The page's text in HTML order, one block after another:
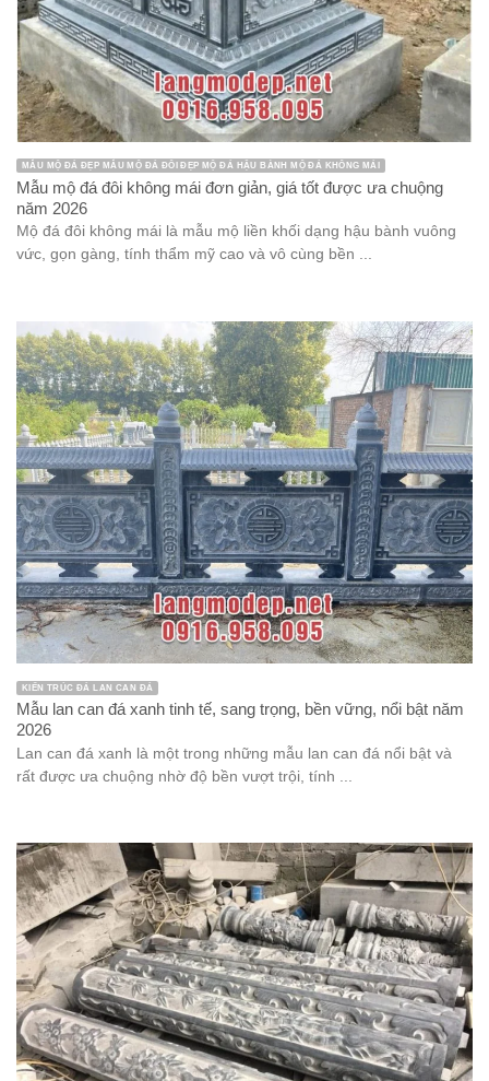
MẪU MỘ ĐÁ ĐẸP MẪU MỘ ĐÁ ĐÔI ĐẸP MỘ ĐÁ HẬU BÀNH MỘ ĐÁ KHÔNG MÁI
Mẫu mộ đá đôi không mái đơn giản, giá tốt được ưa chuộng
năm 2026
Mộ đá đôi không mái là mẫu mộ liền khối dạng hậu bành vuông
vức, gọn gàng, tính thẩm mỹ cao và vô cùng bền ...
KIẾN TRÚC ĐÁ LAN CAN ĐÁ
Mẫu lan can đá xanh tinh tế, sang trọng, bền vững, nổi bật năm
2026
Lan can đá xanh là một trong những mẫu lan can đá nổi bật và
rất được ưa chuộng nhờ độ bền vượt trội, tính ...